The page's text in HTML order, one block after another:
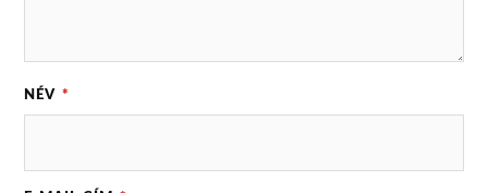
NÉV *